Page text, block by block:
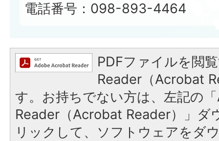
電話番号：098-893-4464
PDFファイルを閲
Reader（Acrobat
す。お持ちでない方は、左記の
Reader（Acrobat Reader）」ダ
リックして、ソフトウェアをダ